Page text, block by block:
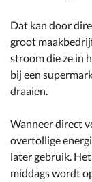
Dat kan door
groot
stroom die ze in
bij een
draaien.
Wanneer direct
overtollige
later gebruik.
middags wordt